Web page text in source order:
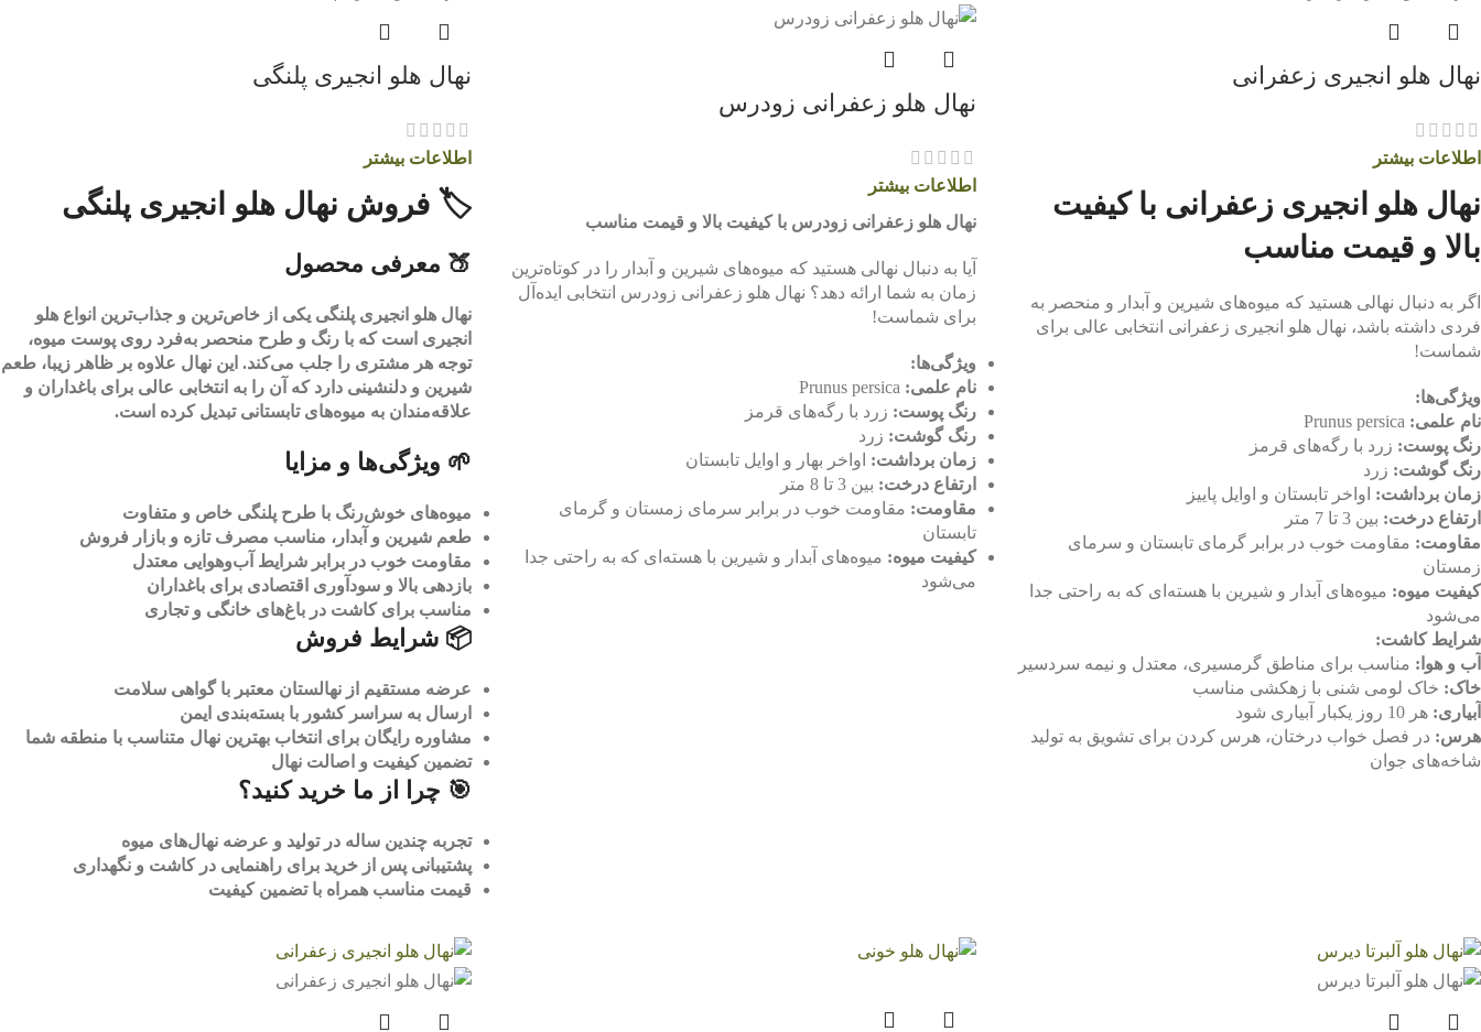
نهال هلو انجیری زعفرانی
اطلاعات بیشتر
نهال هلو انجیری زعفرانی با کیفیت
بالا و قیمت مناسب
اگر به دنبال نهالی هستید که میوه‌های شیرین و آبدار و منحصر به
فردی داشته باشد، نهال هلو انجیری زعفرانی انتخابی عالی برای
شماست!
ویژگی‌ها:
نام علمی:
رنگ پوست: زرد با رگه‌های قرمز
رنگ گوشت: زرد
زمان برداشت: اواخر تابستان و اوایل پاییز
ارتفاع درخت: بین 3 تا 7 متر
مقاومت: مقاومت خوب در برابر گرمای تابستان و سرمای
زمستان
کیفیت میوه: میوه‌های آبدار و شیرین با هسته‌ای که به راحتی جدا
می‌شود
شرایط کاشت:
آب و هوا: مناسب برای مناطق گرمسیری، معتدل و نیمه سردسیر
خاک: خاک لومی شنی با زهکشی مناسب
آبیاری: هر 10 روز یکبار آبیاری شود
هرس: در فصل خواب درختان، هرس کردن برای تشویق به تولید
شاخه‌های جوان
نهال هلو زعفرانی زودرس
اطلاعات بیشتر
نهال هلو زعفرانی زودرس با کیفیت بالا و قیمت مناسب
آیا به دنبال نهالی هستید که میوه‌های شیرین و آبدار را در کوتاه‌ترین
زمان به شما ارائه دهد؟ نهال هلو زعفرانی زودرس انتخابی ایده‌آل
برای شماست!
ویژگی‌ها:
نام علمی:
رنگ پوست: زرد با رگه‌های قرمز
رنگ گوشت: زرد
زمان برداشت: اواخر بهار و اوایل تابستان
ارتفاع درخت: بین 3 تا 8 متر
مقاومت: مقاومت خوب در برابر سرمای زمستان و گرمای
تابستان
کیفیت میوه: میوه‌های آبدار و شیرین با هسته‌ای که به راحتی جدا
می‌شود
نهال هلو انجیری پلنگی
اطلاعات بیشتر
🏷️ فروش نهال هلو انجیری پلنگی
🍑 معرفی محصول
نهال هلو انجیری پلنگی یکی از خاص‌ترین و جذاب‌ترین انواع هلو
انجیری است که با رنگ و طرح منحصر به‌فرد روی پوست میوه،
توجه هر مشتری را جلب می‌کند. این نهال علاوه بر ظاهر زیبا، طعم
شیرین و دلنشینی دارد که آن را به انتخابی عالی برای باغداران و
علاقه‌مندان به میوه‌های تابستانی تبدیل کرده است.
🌱 ویژگی‌ها و مزایا
میوه‌های خوش‌رنگ با طرح پلنگی خاص و متفاوت
طعم شیرین و آبدار، مناسب مصرف تازه و بازار فروش
مقاومت خوب در برابر شرایط آب‌وهوایی معتدل
بازدهی بالا و سودآوری اقتصادی برای باغداران
مناسب برای کاشت در باغ‌های خانگی و تجاری
📦 شرایط فروش
عرضه مستقیم از نهالستان معتبر با گواهی سلامت
ارسال به سراسر کشور با بسته‌بندی ایمن
مشاوره رایگان برای انتخاب بهترین نهال متناسب با منطقه شما
تضمین کیفیت و اصالت نهال
🎯 چرا از ما خرید کنید؟
تجربه چندین ساله در تولید و عرضه نهال‌های میوه
پشتیبانی پس از خرید برای راهنمایی در کاشت و نگهداری
قیمت مناسب همراه با تضمین کیفیت